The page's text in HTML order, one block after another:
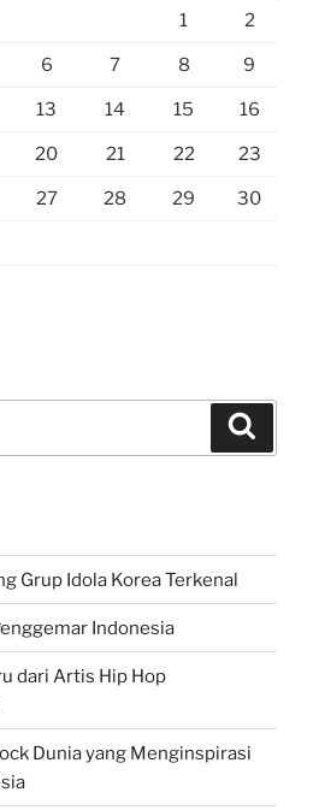
1 2
6 7 8 9
13 14 15 16
20 21 22 23
27 28 29 30
Grup Idola Korea Terkenal
Indonesia
dari Artis Hip Hop
Dunia yang Menginspirasi